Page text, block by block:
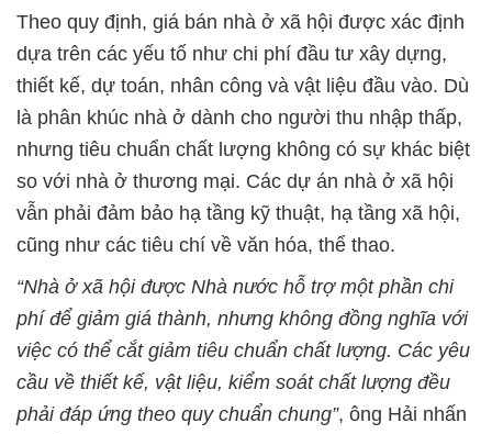
Theo quy định, giá bán nhà ở xã hội được xác định
dựa trên các yếu tố như chi phí đầu tư xây dựng,
thiết kế, dự toán, nhân công và vật liệu đầu vào. Dù
là phân khúc nhà ở dành cho người thu nhập thấp,
nhưng tiêu chuẩn chất lượng không có sự khác biệt
so với nhà ở thương mại. Các dự án nhà ở xã hội
vẫn phải đảm bảo hạ tầng kỹ thuật, hạ tầng xã hội,
cũng như các tiêu chí về văn hóa, thể thao.
“Nhà ở xã hội được Nhà nước hỗ trợ một phần chi
phí để giảm giá thành, nhưng không đồng nghĩa với
việc có thể cắt giảm tiêu chuẩn chất lượng. Các yêu
cầu về thiết kế, vật liệu, kiểm soát chất lượng đều
phải đáp ứng theo quy chuẩn chung”, ông Hải nhấn